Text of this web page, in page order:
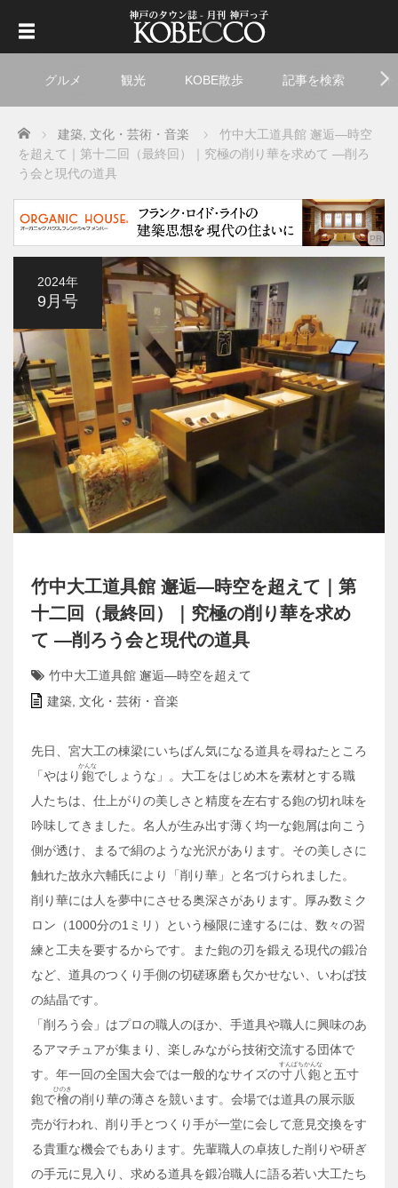
グルメ 観光 KOBE散歩 記事を検索
Home 建築 文化・芸術・音楽
竹中大工道具館 邂逅―時空
を超えて｜第十二回（最終回）｜究極の削り華を求めて ―削ろ
う会と現代の道具
2024年
9月号
竹中大工道具館 邂逅―時空を超えて｜第
十二回（最終回）｜究極の削り華を求め
て ―削ろう会と現代の道具
竹中大工道具館 邂逅―時空を超えて
建築 文化・芸術・音楽
先日、宮大工の棟梁にいちばん気になる道具を尋ねたところ
「やはり 鉋
かんな
でしょうな」。大工をはじめ木を素材とする職
人たちは、仕上がりの美しさと精度を左右する鉋の切れ味を
吟味してきました。名人が生み出す薄く均一な鉋屑は向こう
側が透け、まるで絹のような光沢があります。その美しさに
触れた故永六輔氏により「削り華」と名づけられました。
削り華には人を夢中にさせる奥深さがあります。厚み数ミク
ロン（1000分の1ミリ）という極限に達するには、数々の習
練と工夫を要するからです。また鉋の刃を鍛える現代の鍛冶
など、道具のつくり手側の切磋琢磨も欠かせない、いわば技
の結晶です。
「削ろう会」はプロの職人のほか、手道具や職人に興味のあ
るアマチュアが集まり、楽しみながら技術交流する団体で
す。年一回の全国大会では一般的なサイズの寸八鉋
すんぱちかんな
と五寸
鉋で檜
ひのき
の削り華の薄さを競います。会場では道具の展示販
売が行われ、削り手とつくり手が一堂に会して意見交換をす
る貴重な機会でもあります。先輩職人の卓抜した削りや研ぎ
の手元に見入り、求める道具を鍛冶職人に語る若い大工たち